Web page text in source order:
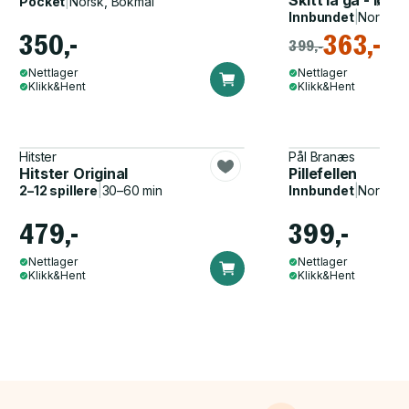
350,-
Nettlager
Klikk&Hent
Innbundet|Norsk,
399,-363,-
Nettlager
Klikk&Hent
Hitster
Hitster Original
2–12 spillere 30–60 min
479,-
Nettlager
Klikk&Hent
Pål Branæs
Pillefellen
Innbundet|Norsk,
399,-
Nettlager
Klikk&Hent